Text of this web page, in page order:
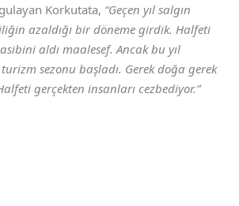
Korkutata, “Geçen yıl salgın
azaldığı bir döneme girdik. Halfeti
aldı maalesef. Ancak bu yıl
sezonu başladı. Gerek doğa gerek
gerçekten insanları cezbediyor.”